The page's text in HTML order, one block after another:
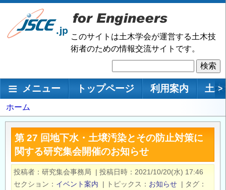
メ
ン
移
このサイトは土木学会が運営する土木技
術者のための情報交流サイトです。
索
メインナビゲーション
メニュー トップページ 利用案内 土 >
パ
ン
く
ず
ホーム
第 27 回地下水・土壌汚染とその防止対策に
関する研究集会開催のお知らせ
投稿者 研究集会事務局 | 投稿日時
2021/10/20(水) 17:46
セクション
イベント案内 | トピックス お知らせ | タグ